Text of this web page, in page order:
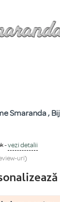
Smaranda ,
-vezi detalii
uri)